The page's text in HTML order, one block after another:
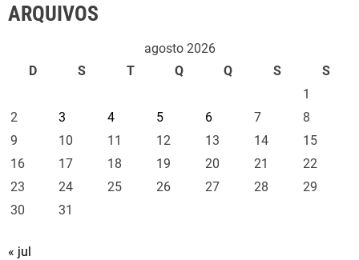
ARQUIVOS
agosto 2026
D
S T Q Q S
S
1
2
3 4 5 6 7
8
9
10 11 12 13 14
15
16
17 18 19 20 21
22
23
24 25 26 27 28
29
30
31
« jul